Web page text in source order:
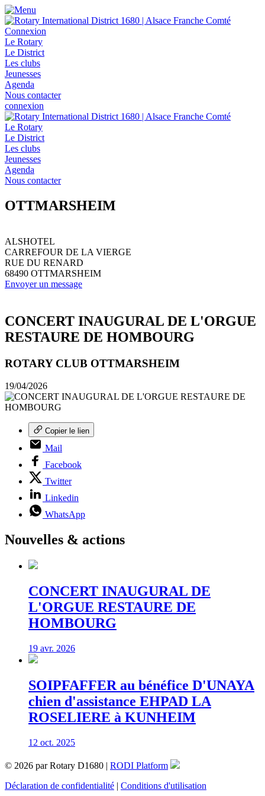
Connexion
Le Rotary
Le District
Les clubs
Jeunesses
Agenda
Nous contacter
connexion
Le Rotary
Le District
Les clubs
Jeunesses
Agenda
Nous contacter
OTTMARSHEIM
ALSHOTEL
CARREFOUR DE LA VIERGE
RUE DU RENARD
68490 OTTMARSHEIM
Envoyer un message
CONCERT INAUGURAL DE L'ORGUE
RESTAURE DE HOMBOURG
ROTARY CLUB OTTMARSHEIM
19/04/2026
Copier le lien
Mail
Facebook
Twitter
Linkedin
WhatsApp
Nouvelles & actions
CONCERT INAUGURAL DE
L'ORGUE RESTAURE DE
HOMBOURG
19 avr. 2026
SOIPFAFFER au bénéfice D'UNAYA
chien d'assistance EHPAD LA
ROSELIERE à KUNHEIM
12 oct. 2025
© 2026 par Rotary D1680 | RODI Platform
Déclaration de confidentialité | Conditions d'utilisation